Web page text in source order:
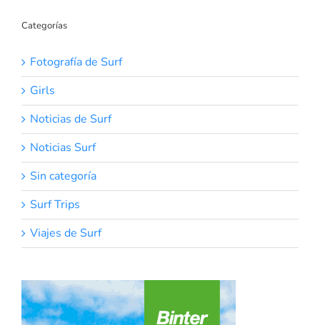
Categorías
Fotografía de Surf
Girls
Noticias de Surf
Noticias Surf
Sin categoría
Surf Trips
Viajes de Surf